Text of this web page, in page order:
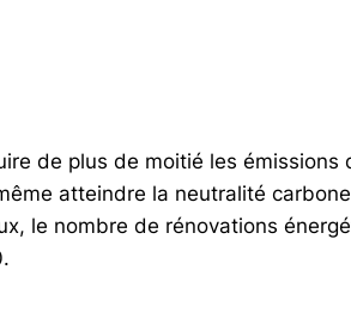
de plus de moitié les émissions
atteindre la neutralité carbone
le nombre de rénovations